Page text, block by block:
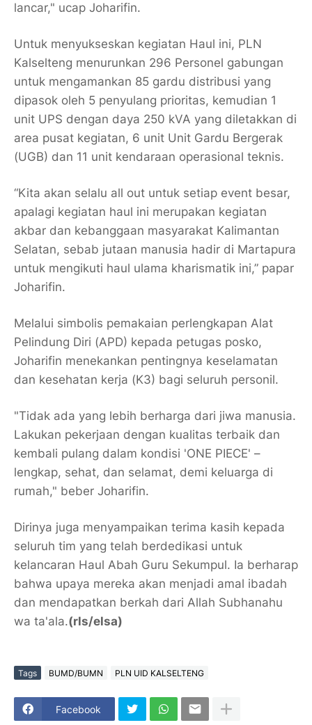
lancar," ucap Joharifin.
Untuk menyukseskan kegiatan Haul ini, PLN
Kalselteng menurunkan 296 Personel gabungan
untuk mengamankan 85 gardu distribusi yang
dipasok oleh 5 penyulang prioritas, kemudian 1
unit UPS dengan daya 250 kVA yang diletakkan di
area pusat kegiatan, 6 unit Unit Gardu Bergerak
(UGB) dan 11 unit kendaraan operasional teknis.
“Kita akan selalu all out untuk setiap event besar,
apalagi kegiatan haul ini merupakan kegiatan
akbar dan kebanggaan masyarakat Kalimantan
Selatan, sebab jutaan manusia hadir di Martapura
untuk mengikuti haul ulama kharismatik ini,” papar
Joharifin.
Melalui simbolis pemakaian perlengkapan Alat
Pelindung Diri (APD) kepada petugas posko,
Joharifin menekankan pentingnya keselamatan
dan kesehatan kerja (K3) bagi seluruh personil.
"Tidak ada yang lebih berharga dari jiwa manusia.
Lakukan pekerjaan dengan kualitas terbaik dan
kembali pulang dalam kondisi 'ONE PIECE' –
lengkap, sehat, dan selamat, demi keluarga di
rumah," beber Joharifin.
Dirinya juga menyampaikan terima kasih kepada
seluruh tim yang telah berdedikasi untuk
kelancaran Haul Abah Guru Sekumpul. Ia berharap
bahwa upaya mereka akan menjadi amal ibadah
dan mendapatkan berkah dari Allah Subhanahu
wa ta'ala.(rls/elsa)
Tags BUMD/BUMN PLN UID KALSELTENG
Facebook